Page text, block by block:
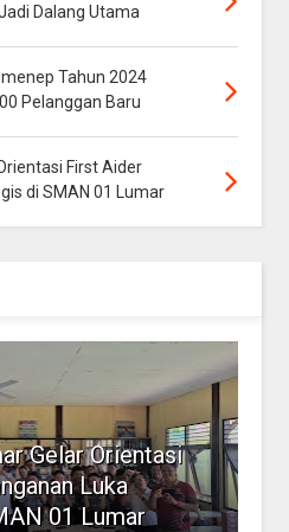
Dalang Utama
Tahun 2024
Pelanggan Baru
First Aider
di SMAN 01 Lumar
Gelar Orientasi
Luka
01 Lumar